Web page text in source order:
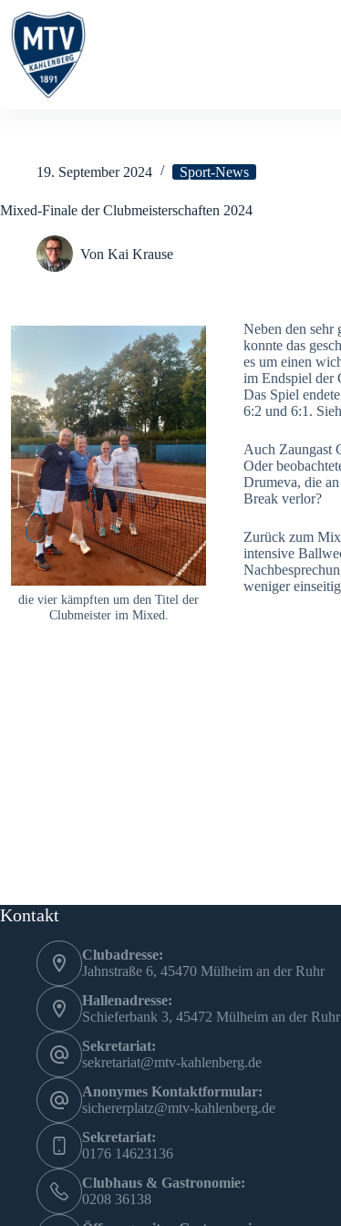
Inhalt
springen
19. September 2024 Sport-News
Mixed-Finale der Clubmeisterschaften 2024
Von Kai Krause
die vier kämpften um den Titel der
Clubmeister im Mixed.
Neben den sehr
konnte das
es um einen
im Endspiel der
Das Spiel
6:2 und 6:1.
Auch Zaungast
Oder
Drumeva, die
Break verlor?
Zurück zum
intensive
weniger
Kontakt
Clubadresse:
Jahnstraße 6, 45470 Mülheim an der Ruhr
Hallenadresse:
Schieferbank 3, 45472 Mülheim an der Ruhr
Sekretariat:
sekretariat@mtv-kahlenberg.de
Anonymes Kontaktformular:
sichererplatz@mtv-kahlenberg.de
Sekretariat:
0176 14623136
Clubhaus & Gastronomie:
0208 36138